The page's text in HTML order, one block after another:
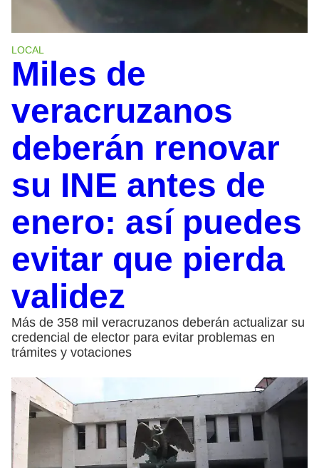
LOCAL
Miles de
veracruzanos
deberán renovar
su INE antes de
enero: así puedes
evitar que pierda
validez
Más de 358 mil veracruzanos deberán actualizar su
credencial de elector para evitar problemas en
trámites y votaciones